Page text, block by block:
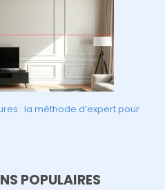
: la méthode d’expert pour
POPULAIRES